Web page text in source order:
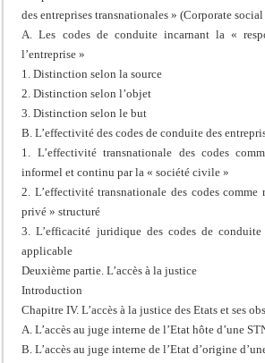
des entreprises transnationales » (Corporate
A. Les codes de conduite incarnant la «
l’entreprise »
1. Distinction selon la source
2. Distinction selon l’objet
3. Distinction selon le but
B. L’effectivité des codes de conduite des
1. L’effectivité transnationale des codes
informel et continu par la « société civile »
2. L’effectivité transnationale des codes comme
privé » structuré
3. L’efficacité juridique des codes de
applicable
Deuxième partie. L’accès à la justice
Introduction
Chapitre IV. L’accès à la justice des Etats et ses
A. L’accès au juge interne de l’Etat hôte d’une
B. L’accès au juge interne de l’Etat d’origine